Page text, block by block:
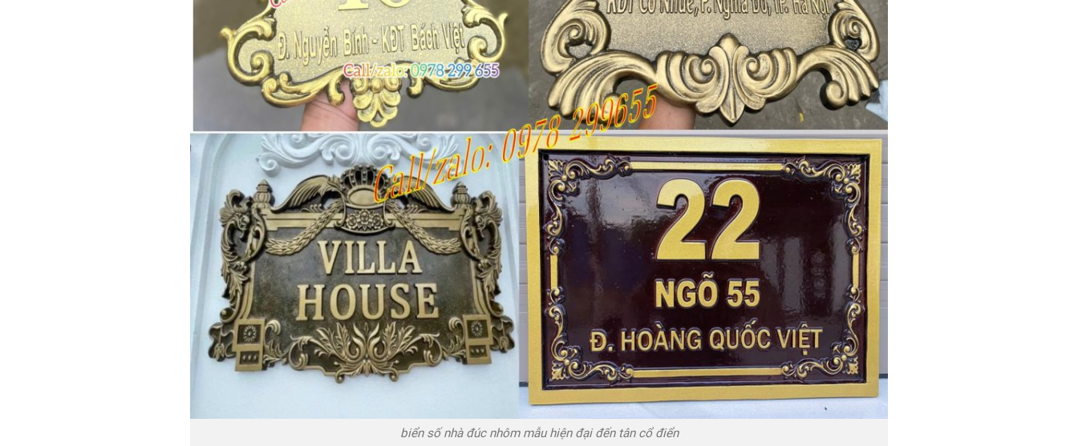
biển số nhà đúc nhôm mẫu hiện đại đến tân cổ điển